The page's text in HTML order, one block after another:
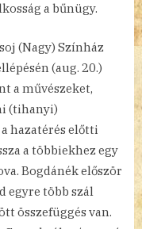
a bűnügy.
(Nagy) Színház
(aug. 20.)
a művészeket,
(tihanyi)
hazatérés előtti
a többiekhez egy
Bogdánék először
egyre több szál
összefüggés van.